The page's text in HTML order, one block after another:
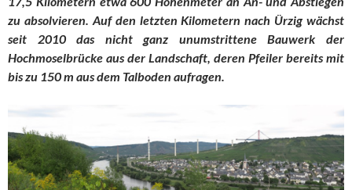
zu absolvieren. Auf den letzten Kilometern nach Ürzig wächst
seit 2010 das nicht ganz unumstrittene Bauwerk der
Hochmoselbrücke aus der Landschaft, deren Pfeiler bereits mit
bis zu 150 m aus dem Talboden aufragen.